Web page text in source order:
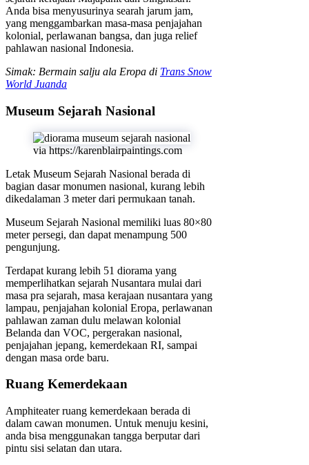
Anda bisa menyusurinya searah jarum jam,
yang menggambarkan masa-masa penjajahan
kolonial, perlawanan bangsa, dan juga relief
pahlawan nasional Indonesia.
Simak: Bermain salju ala Eropa di Trans Snow
World Juanda
Museum Sejarah Nasional
via https://karenblairpaintings.com
Letak Museum Sejarah Nasional berada di
bagian dasar monumen nasional, kurang lebih
dikedalaman 3 meter dari permukaan tanah.
Museum Sejarah Nasional memiliki luas 80×80
meter persegi, dan dapat menampung 500
pengunjung.
Terdapat kurang lebih 51 diorama yang
memperlihatkan sejarah Nusantara mulai dari
masa pra sejarah, masa kerajaan nusantara yang
lampau, penjajahan kolonial Eropa, perlawanan
pahlawan zaman dulu melawan kolonial
Belanda dan VOC, pergerakan nasional,
penjajahan jepang, kemerdekaan RI, sampai
dengan masa orde baru.
Ruang Kemerdekaan
Amphiteater ruang kemerdekaan berada di
dalam cawan monumen. Untuk menuju kesini,
anda bisa menggunakan tangga berputar dari
pintu sisi selatan dan utara.